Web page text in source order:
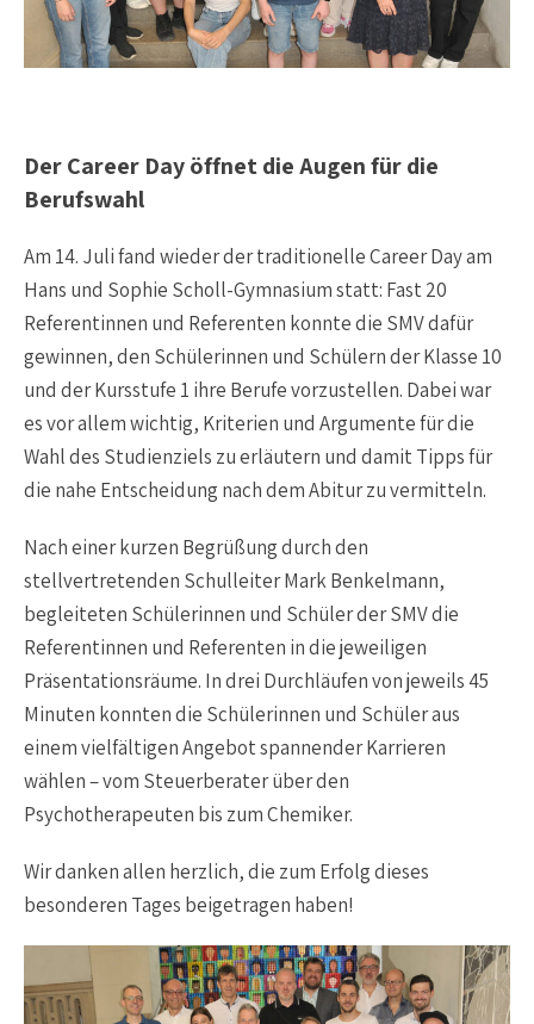
Der Career Day öffnet die Augen für die
Berufswahl
Am 14. Juli fand wieder der traditionelle Career Day am
Hans und Sophie Scholl-Gymnasium statt: Fast 20
Referentinnen und Referenten konnte die SMV dafür
gewinnen, den Schülerinnen und Schülern der Klasse 10
und der Kursstufe 1 ihre Berufe vorzustellen. Dabei war
es vor allem wichtig, Kriterien und Argumente für die
Wahl des Studienziels zu erläutern und damit Tipps für
die nahe Entscheidung nach dem Abitur zu vermitteln.
Nach einer kurzen Begrüßung durch den
stellvertretenden Schulleiter Mark Benkelmann,
begleiteten Schülerinnen und Schüler der SMV die
Referentinnen und Referenten in die jeweiligen
Präsentationsräume. In drei Durchläufen von jeweils 45
Minuten konnten die Schülerinnen und Schüler aus
einem vielfältigen Angebot spannender Karrieren
wählen – vom Steuerberater über den
Psychotherapeuten bis zum Chemiker.
Wir danken allen herzlich, die zum Erfolg dieses
besonderen Tages beigetragen haben!